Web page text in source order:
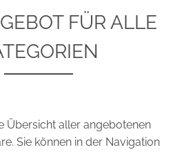
FÜR ALLE
Übersicht aller angebotenen
Sie können in der Navigation